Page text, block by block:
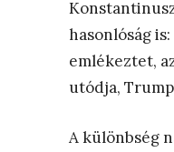
hasonlóság
emlékeztet,
utódja,
A különbség